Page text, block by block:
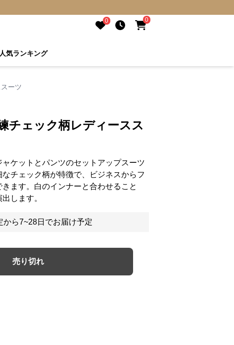
0 0
人気ランキング
ーツ
チェック柄レディースス
ケットとパンツのセットアップスーツ
チェック柄が特徴で、ビジネスからフ
ます。白のインナーと合わせること
します。
から7~28日でお届け予定
売り切れ